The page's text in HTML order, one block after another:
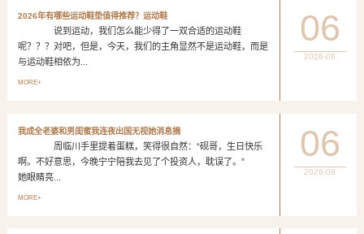
2026年有哪些运动鞋垫值得推荐？运动鞋
说到运动，我们怎么能少得了一双合适的运动鞋
呢？？？对吧，但是，今天，我们的主角显然不是运动鞋，而是
与运动鞋相依为...
MORE+
06
2026-08
我成全老婆和男闺蜜我连夜出国无视她消息摘
周临川手里提着蛋糕，笑得很自然：“砚哥，生日快乐
啊。不好意思，今晚宁宁陪我去见了个投资人，耽误了。”
她眼睛亮...
MORE+
06
2026-08